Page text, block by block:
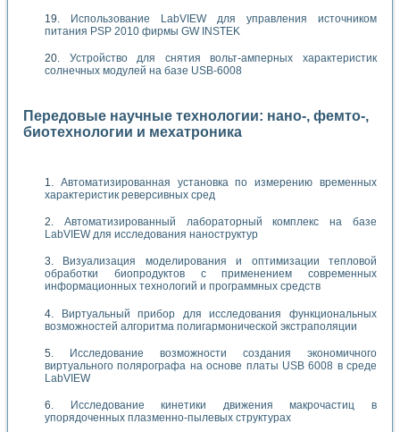
Использование LabVIEW для управления источником
питания PSP 2010 фирмы GW INSTEK
Устройство для снятия вольт-амперных характеристик
солнечных модулей на базе USB-6008
Передовые научные технологии: нано-, фемто-,
биотехнологии и мехатроника
Автоматизированная установка по измерению временных
характеристик реверсивных сред
Автоматизированный лабораторный комплекс на базе
LabVIEW для исследования наноструктур
Визуализация моделирования и оптимизации тепловой
обработки биопродуктов с применением современных
информационных технологий и программных средств
Виртуальный прибор для исследования функциональных
возможностей алгоритма полигармонической экстраполяции
Исследование возможности создания экономичного
виртуального полярографа на основе платы USB 6008 в среде
LabVIEW
Исследование кинетики движения макрочастиц в
упорядоченных плазменно-пылевых структурах